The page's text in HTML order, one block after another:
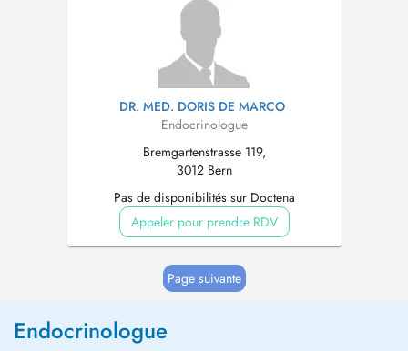
DR. MED. DORIS DE MARCO
Endocrinologue
Bremgartenstrasse 119,
3012 Bern
Pas de disponibilités sur Doctena
Appeler pour prendre RDV
Page suivante
Endocrinologue